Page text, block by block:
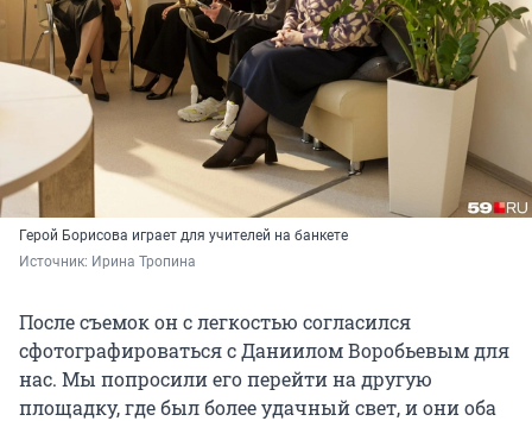
Герой Борисова играет для учителей на банкете
Источник: Ирина Тропина
После съемок он с легкостью согласился
сфотографироваться с Даниилом Воробьевым для
нас. Мы попросили его перейти на другую
площадку, где был более удачный свет, и они оба